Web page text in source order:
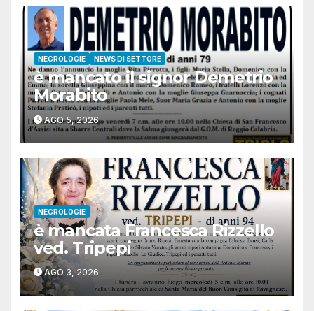
NECROLOGIE NEWS DI SETTORE
è mancato il signor Demetrio
Morabito
AGO 5, 2026
NECROLOGIE
è mancata Francesca Rizzello
ved. Tripepi
AGO 3, 2026